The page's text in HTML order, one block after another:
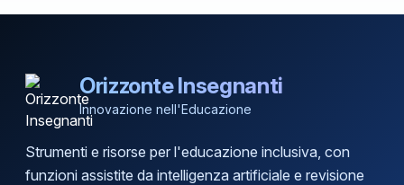
Orizzonte Insegnanti
Innovazione nell'Educazione
Strumenti e risorse per l'educazione inclusiva, con
funzioni assistite da intelligenza artificiale e revisione